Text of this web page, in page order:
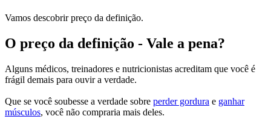
Vamos descobrir preço da definição.
O preço da definição - Vale a pena?
Alguns médicos, treinadores e nutricionistas acreditam que você é
frágil demais para ouvir a verdade.
Que se você soubesse a verdade sobre perder gordura e ganhar
músculos, você não compraria mais deles.